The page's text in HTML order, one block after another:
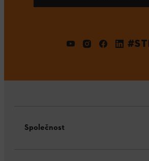
Společnost